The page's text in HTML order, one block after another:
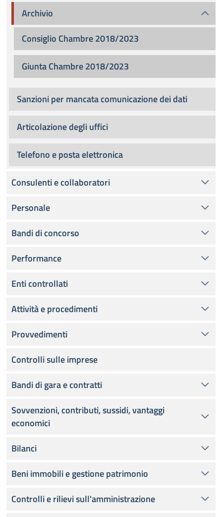
Archivio
Consiglio Chambre 2018/2023
Giunta Chambre 2018/2023
Sanzioni per mancata comunicazione dei dati
Articolazione degli uffici
Telefono e posta elettronica
Consulenti e collaboratori
Personale
Bandi di concorso
Performance
Enti controllati
Attività e procedimenti
Provvedimenti
Controlli sulle imprese
Bandi di gara e contratti
Sovvenzioni, contributi, sussidi, vantaggi
economici
Bilanci
Beni immobili e gestione patrimonio
Controlli e rilievi sull'amministrazione